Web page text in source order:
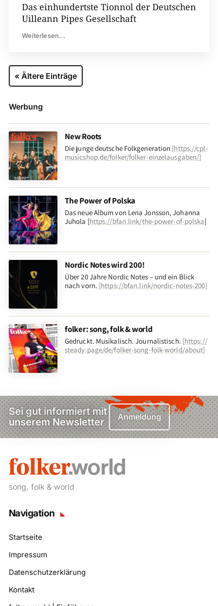
Das einhundertste Tionnol der Deutschen
Uilleann Pipes Gesellschaft
Weiterlesen...
« Ältere Einträge
Werbung
New Roots
Die junge deutsche Folkgeneration [https://cpl-
musicshop.de/folker/folker-einzelausgaben/]
The Power of Polska
Das neue Album von Lena Jonsson, Johanna
Juhola [https://bfan.link/the-power-of-polska]
Nordic Notes wird 200!
Über 20 Jahre Nordic Notes – und ein Blick
nach vorn. [https://bfan.link/nordic-notes-200]
folker: song, folk & world
Gedruckt. Musikalisch. Journalistisch. [https://
steady.page/de/folker-song-folk-world/about]
Sei gut informiert mit
unserem Newsletter
Anmeldung
song, folk & world
Navigation
Startseite
Impressum
Datenschutzerklärung
Kontakt